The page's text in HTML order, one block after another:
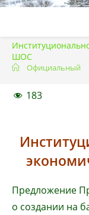
ШОС
Официальный
183
Предложение
о создании на